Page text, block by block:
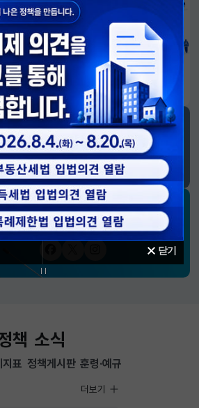
닫기
-회복과 도약, 모두의 1년
재정경제부 SNS 소식
로그페이스북트위터(X)유튜브인스타그램
는 경제 리더 구윤철 장관의
SNS 채널
책 소식
입법·행정예고
더보기
지표 정책게시판 훈령·예규